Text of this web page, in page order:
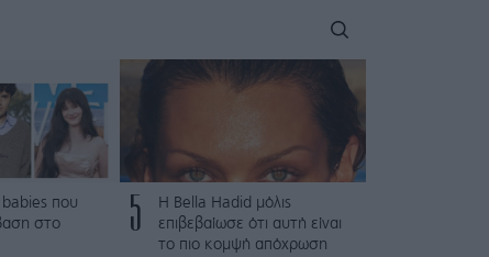
babies που
στο
5
Η Bella Hadid μόλις
επιβεβαίωσε ότι αυτή είναι
το πιο κομψή απόχρωση